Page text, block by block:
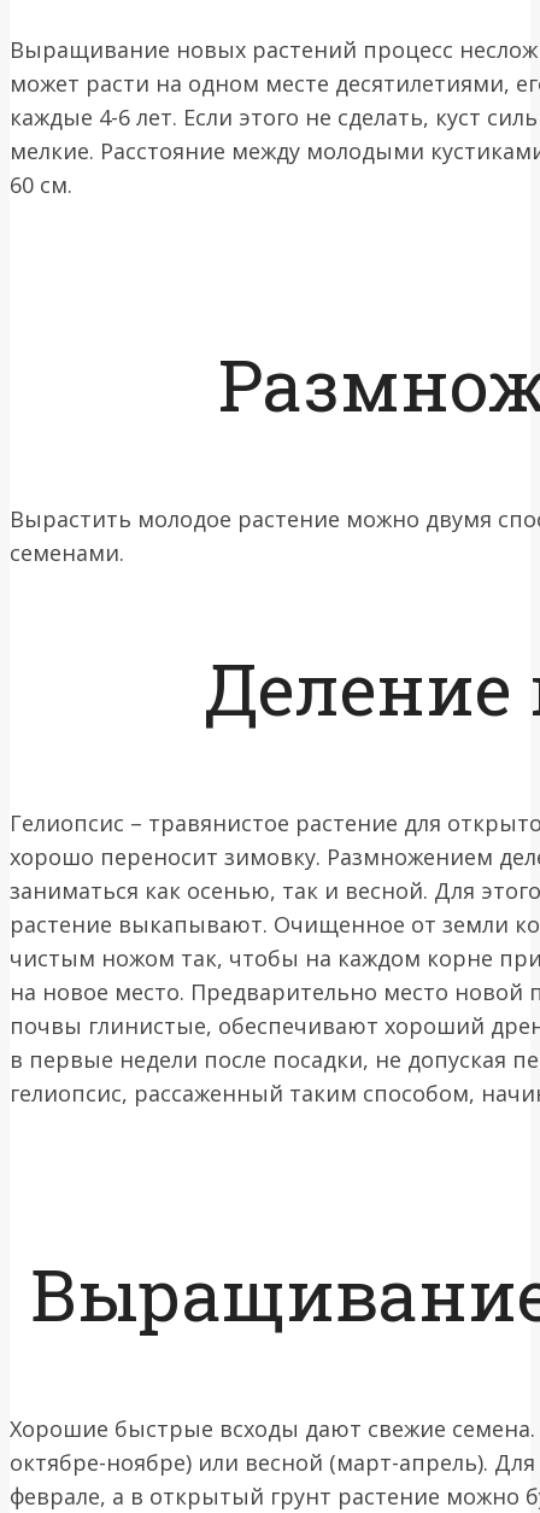
Выращивание новых растений процесс
может расти на одном месте десятилетиями,
каждые 4-6 лет. Если этого не сделать, куст
мелкие. Расстояние между молодыми
60 см.
Вырастить молодое растение можно двумя
семенами.
Деление
Гелиопсис – травянистое растение для
хорошо переносит зимовку. Размножением
заниматься как осенью, так и весной. Для
растение выкапывают. Очищенное от земли
чистым ножом так, чтобы на каждом корне
на новое место. Предварительно место новой
почвы глинистые, обеспечивают хороший
в первые недели после посадки, не допуская
гелиопсис, рассаженный таким способом,
Хорошие быстрые всходы дают свежие
октябре-ноябре) или весной (март-апрель).
феврале, а в открытый грунт растение можно